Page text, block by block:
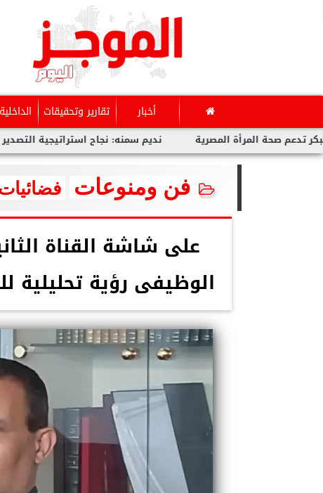
أخبار تقارير وتحقيقات
نديم سمنه: نجاح استراتيجية التصدير يبدأ من المرأة المصرية
فن ومنوعات
على شاشة القناة
الوظيفى رؤية تحليلية